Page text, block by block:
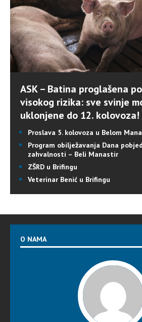
ASK – Batina proglašena
visokog rizika: sve svinje
uklonjene do 12. kolovoza!
Proslava 5. kolovoza u Belom
Program obilježavanja Dana
zahvalnosti – Beli Manastir
ZŠRD u Brifingu
Veterinar Benić u Brifingu
O NAMA